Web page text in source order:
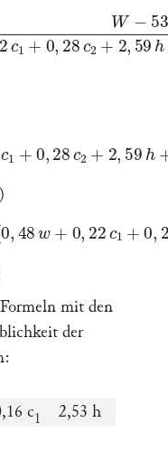
2+2 59h
22 o n 8,28h + ,76c1 +1
[0 48 0 22 c1+ 28 2 2
mit den
der
c1 2,53 h